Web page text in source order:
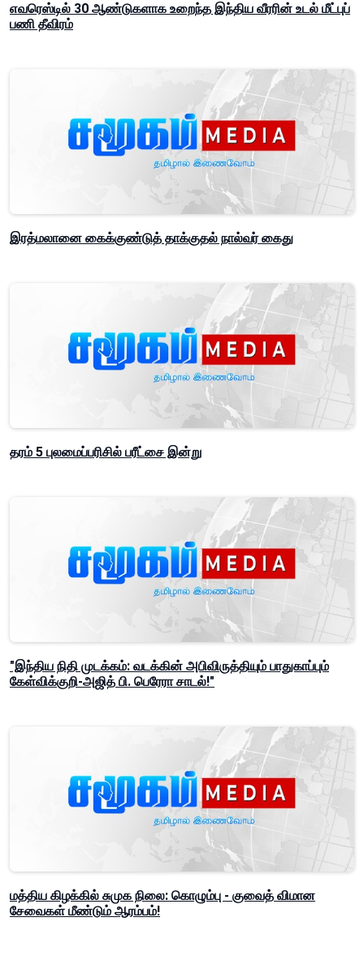
எவரெஸ்டில் 30 ஆண்டுகளாக உறைந்த இந்திய வீரரின் உடல் மீட்புப்
பணி தீவிரம்
இரத்மலானை கைக்குண்டுத் தாக்குதல் நால்வர் கைது
தரம் 5 புலமைப்பரிசில் பரீட்சை இன்று
"இந்திய நிதி முடக்கம்: வடக்கின் அபிவிருத்தியும் பாதுகாப்பும்
கேள்விக்குறி-அஜித் பி. பெரேரா சாடல்!"
மத்திய கிழக்கில் சுமுக நிலை: கொழும்பு - குவைத் விமான
சேவைகள் மீண்டும் ஆரம்பம்!